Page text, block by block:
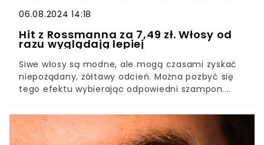
06.08.2024 14:18
Hit z Rossmanna za 7,49 zł. Włosy od
razu wyglądają lepiej
Siwe włosy są modne, ale mogą czasami zyskać
niepożądany, żółtawy odcień. Można pozbyć się
tego efektu wybierając odpowiedni szampon.
srebrnym włosom w odzyskaniu naturalnej
siwizny. W Rossmannie dostępny jest już za 7,49
zł.